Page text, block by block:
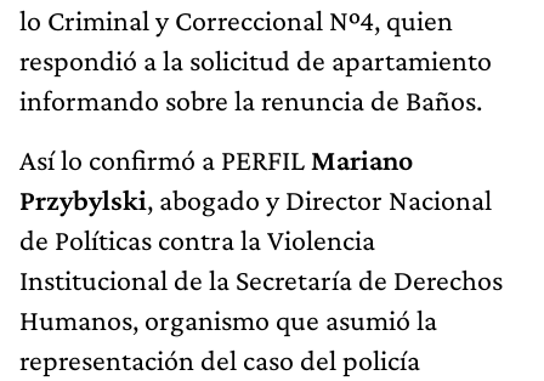
lo Criminal y Correccional Nº4, quien
respondió a la solicitud de apartamiento
informando sobre la renuncia de Baños.
Así lo confirmó a PERFIL Mariano
Przybylski, abogado y Director Nacional
de Políticas contra la Violencia
Institucional de la Secretaría de Derechos
Humanos, organismo que asumió la
representación del caso del policía